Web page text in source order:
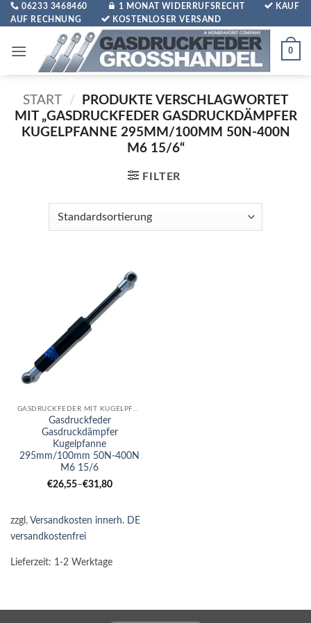
Zum
Inhalt
06233 3468460 1 MONAT WIDERRUFSRECHT
KAUF
AUF RECHNUNG
KOSTENLOSER VERSAND
0
START /
PRODUKTE VERSCHLAGWORTET
MIT „GASDRUCKFEDER GASDRUCKDÄMPFER
KUGELPFANNE 295MM/100MM 50N-400N
M6 15/6“
FILTER
GASDRUCKFEDER MIT KUGELPFANNE
Gasdruckfeder
Gasdruckdämpfer
Kugelpfanne
295mm/100mm 50N-400N
M6 15/6
€26,55–€31,80
zzgl. Versandkosten innerh. DE
versandkostenfrei
Lieferzeit: 1-2 Werktage